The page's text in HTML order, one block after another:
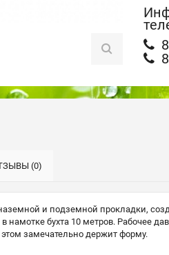
(0)
и подземной прокладки,
бухта 10 метров. Рабочее
замечательно держит форму.